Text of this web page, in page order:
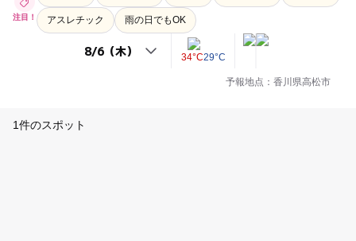
注目！ アスレチック 雨の日でもOK
34°C29°C
予報地点：香川県高松市
1件のスポット